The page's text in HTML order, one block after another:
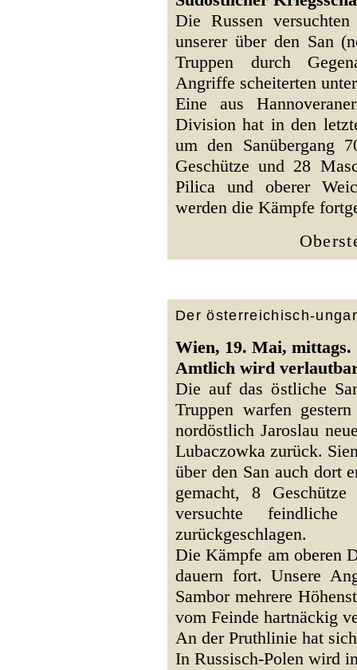
Die Russen
unserer über den San
Truppen durch
Angriffe scheiterten
Eine aus
Division hat in den
um den Sanübergang
Geschütze und 28
Pilica und oberer
werden die Kämpfe
Der österreichisch-
Wien, 19. Mai, mittags.
Amtlich wird
Die auf das östliche
Truppen warfen
nordöstlich Jaroslau
Lubaczowka zurück.
über den San auch dort
gemacht, 8
versuchte
zurückgeschlagen.
Die Kämpfe am oberen
dauern fort. Unsere
Sambor mehrere
vom Feinde hartnäckig
An der Pruthlinie hat
In Russisch-Polen wird